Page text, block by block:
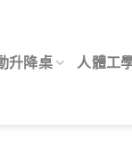
升降桌 人體工